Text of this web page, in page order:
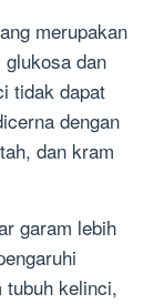
merupakan
dan
tidak dapat
dengan
dan kram
garam lebih
tubuh kelinci,